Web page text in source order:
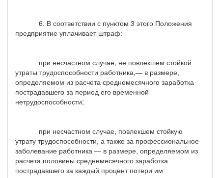
6. В соответствии с пунктом 3 этого Положения
предприятие уплачивает штраф:
при несчастном случае, не повлекшем стойкой
утраты трудоспособности работника,— в размере,
определяемом из расчета среднемесячного заработка
пострадавшего за период его временной
нетрудоспособности;
при несчастном случае, повлекшем стойкую
утрату трудоспособности, а также за профессиональное
заболевание работника — в размере, определяемом из
расчета половины среднемесячного заработка
пострадавшего за каждый процент потери им